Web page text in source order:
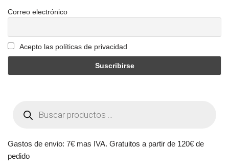
Correo electrónico
Acepto las políticas de privacidad
Gastos de envio: 7€ mas IVA. Gratuitos a partir de 120€ de
pedido